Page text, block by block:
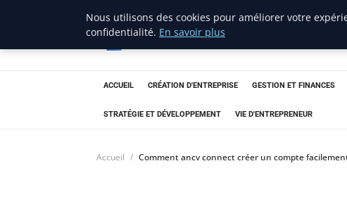
lostpages
ACCUEIL CRÉATION D'ENTREPRISE GESTION ET FINANCES
STRATÉGIE ET DÉVELOPPEMENT VIE D'ENTREPRENEUR
Accueil Comment ancv connect créer un compte
Nous utilisons des cookies pour améliorer votre
confidentialité. En savoir plus